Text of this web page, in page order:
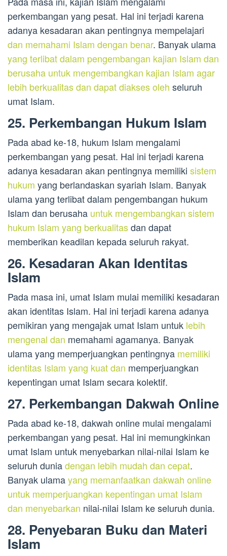
perkembangan yang pesat. Hal ini terjadi karena
adanya kesadaran akan pentingnya mempelajari
dan memahami Islam dengan benar. Banyak ulama
yang terlibat dalam pengembangan kajian Islam dan
berusaha untuk mengembangkan kajian Islam agar
lebih berkualitas dan dapat diakses oleh seluruh
umat Islam.
25. Perkembangan Hukum Islam
Pada abad ke-18, hukum Islam mengalami
perkembangan yang pesat. Hal ini terjadi karena
adanya kesadaran akan pentingnya memiliki sistem
hukum yang berlandaskan syariah Islam. Banyak
ulama yang terlibat dalam pengembangan hukum
Islam dan berusaha untuk mengembangkan sistem
hukum Islam yang berkualitasdan dapat
memberikan keadilan kepada seluruh rakyat.
26. Kesadaran Akan Identitas
Islam
Pada masa ini, umat Islam mulai memiliki kesadaran
akan identitas Islam. Hal ini terjadi karena adanya
pemikiran yang mengajak umat Islam untuk lebih
mengenal dan memahami agamanya. Banyak
ulama yang memperjuangkan pentingnya memiliki
identitas Islam yang kuat dan memperjuangkan
kepentingan umat Islam secara kolektif.
27. Perkembangan Dakwah Online
Pada abad ke-18, dakwah online mulai mengalami
perkembangan yang pesat. Hal ini memungkinkan
umat Islam untuk menyebarkan nilai-nilai Islam ke
seluruh duniadengan lebih mudah dan cepat.
Banyak ulamayang memanfaatkan dakwah online
untuk memperjuangkan kepentingan umat Islam
dan menyebarkan nilai-nilai Islam ke seluruh dunia.
28. Penyebaran Buku dan Materi
Islam